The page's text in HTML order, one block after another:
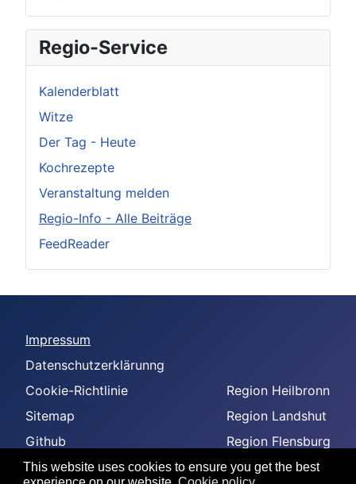
This website uses cookies to ensure you get the best
Regio-Service
Kalenderblatt
Witze
Der Tag - Heute
Kochrezepte
Veranstaltung melden
Regio-Info - Alle Beiträge
FeedReader
Impressum
Datenschutzerklärunng
Cookie-Richtlinie
Sitemap
Github
-
Region Heilbronn
Region Landshut
Region Flensburg
Region Amberg